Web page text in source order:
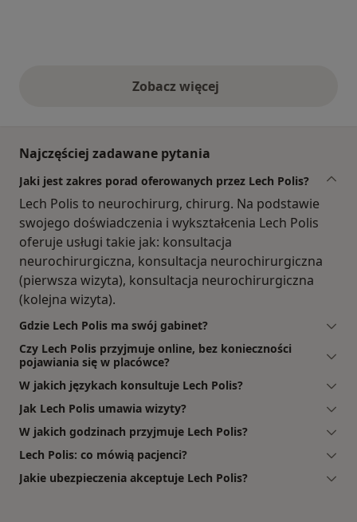
Zobacz więcejopinie powyżej
Najczęściej zadawane pytania
Jaki jest zakres porad oferowanych przez Lech Polis?
Lech Polis to neurochirurg, chirurg. Na podstawie
swojego doświadczenia i wykształcenia Lech Polis
oferuje usługi takie jak: konsultacja
neurochirurgiczna, konsultacja neurochirurgiczna
(pierwsza wizyta), konsultacja neurochirurgiczna
(kolejna wizyta).
Gdzie Lech Polis ma swój gabinet?
Czy Lech Polis przyjmuje online, bez konieczności
pojawiania się w placówce?
W jakich językach konsultuje Lech Polis?
Jak Lech Polis umawia wizyty?
W jakich godzinach przyjmuje Lech Polis?
Lech Polis: co mówią pacjenci?
Jakie ubezpieczenia akceptuje Lech Polis?